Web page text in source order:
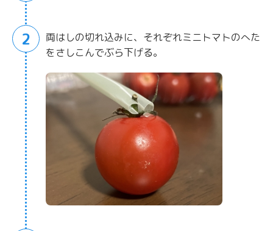
2
両はしの切れ込みに、それぞれミニトマトのへた
をさしこんでぶら下げる。